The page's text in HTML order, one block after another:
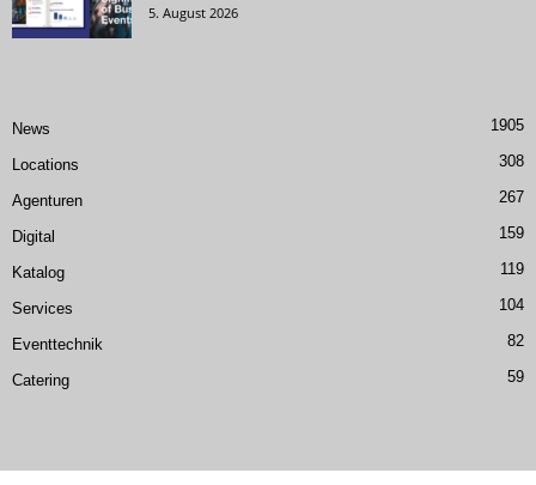
5. August 2026
News 1905
Locations 308
Agenturen 267
Digital 159
Katalog 119
Services 104
Eventtechnik 82
Catering 59